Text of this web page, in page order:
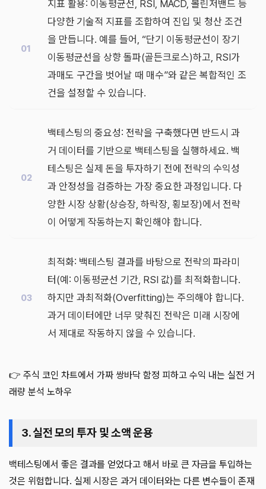
지표 활용: 이동평균선, RSI, MACD, 볼린저밴드 등
다양한 기술적 지표를 조합하여 진입 및 청산 조건
을 만듭니다. 예를 들어, “단기 이동평균선이 장기
이동평균선을 상향 돌파(골든크로스)하고, RSI가
과매도 구간을 벗어날 때 매수”와 같은 복합적인 조
건을 설정할 수 있습니다.
백테스팅의 중요성: 전략을 구축했다면 반드시 과
거 데이터를 기반으로 백테스팅을 실행하세요. 백
테스팅은 실제 돈을 투자하기 전에 전략의 수익성
과 안정성을 검증하는 가장 중요한 과정입니다. 다
양한 시장 상황(상승장, 하락장, 횡보장)에서 전략
이 어떻게 작동하는지 확인해야 합니다.
최적화: 백테스팅 결과를 바탕으로 전략의 파라미
터(예: 이동평균선 기간, RSI 값)를 최적화합니다.
하지만 과최적화(Overfitting)는 주의해야 합니다.
과거 데이터에만 너무 맞춰진 전략은 미래 시장에
서 제대로 작동하지 않을 수 있습니다.
👉 주식 코인 차트에서 가짜 쌍바닥 함정 피하고 수익 내는 실전 거
래량 분석 노하우
3. 실전 모의 투자 및 소액 운용
백테스팅에서 좋은 결과를 얻었다고 해서 바로 큰 자금을 투입하는
것은 위험합니다. 실제 시장은 과거 데이터와는 다른 변수들이 존재